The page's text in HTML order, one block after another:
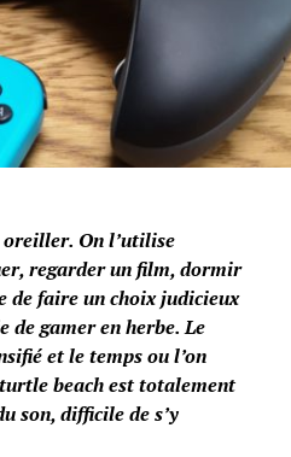
oreiller. On l’utilise
regarder un film, dormir
de faire un choix judicieux
gamer en herbe. Le
et le temps ou l’on
beach est totalement
son, difficile de s’y